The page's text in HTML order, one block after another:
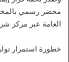
العامة عبر مركز
خطورة استمرار